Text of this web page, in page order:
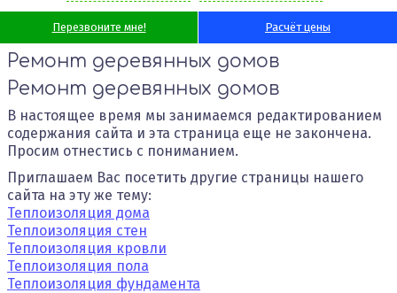
Перезвоните мне! Расчёт цены
Ремонт деревянных домов
Ремонт деревянных домов
В настоящее время мы занимаемся редактированием
содержания сайта и эта страница еще не закончена.
Просим отнестись с пониманием.
Приглашаем Вас посетить другие страницы нашего
сайта на эту же тему:
Теплоизоляция дома
Теплоизоляция стен
Теплоизоляция кровли
Теплоизоляция пола
Теплоизоляция фундамента